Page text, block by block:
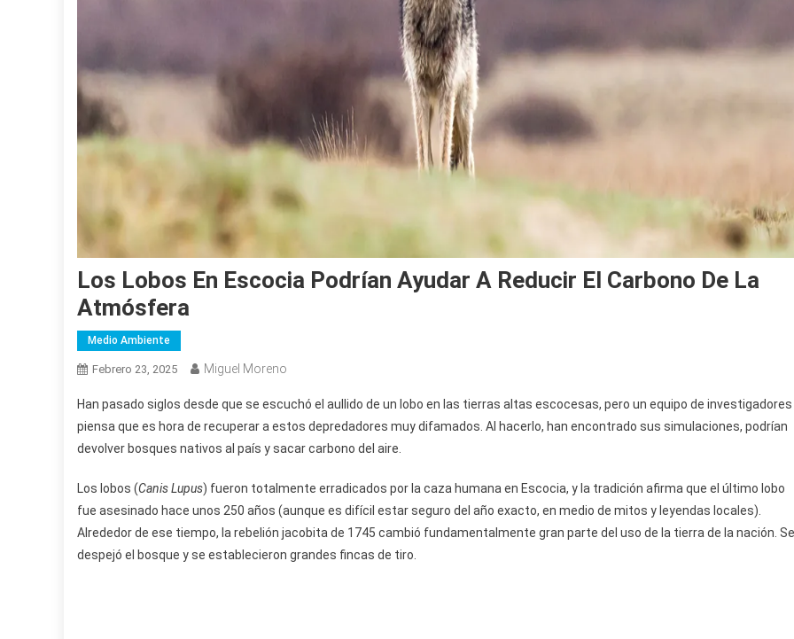
Los Lobos En Escocia Podrían Ayudar A Reducir El Carbono De La
Atmósfera
Medio Ambiente
Febrero 23, 2025 Miguel Moreno
Han pasado siglos desde que se escuchó el aullido de un lobo en las tierras altas escocesas, pero un equipo de investigadores
piensa que es hora de recuperar a estos depredadores muy difamados. Al hacerlo, han encontrado sus simulaciones, podrían
devolver bosques nativos al país y sacar carbono del aire.
Los lobos (Canis Lupus) fueron totalmente erradicados por la caza humana en Escocia, y la tradición afirma que el último lobo
fue asesinado hace unos 250 años (aunque es difícil estar seguro del año exacto, en medio de mitos y leyendas locales).
Alrededor de ese tiempo, la rebelión jacobita de 1745 cambió fundamentalmente gran parte del uso de la tierra de la nación. Se
despejó el bosque y se establecieron grandes fincas de tiro.